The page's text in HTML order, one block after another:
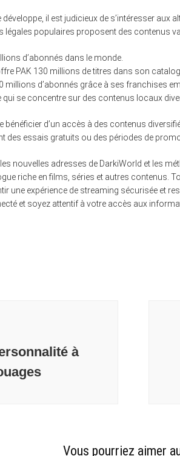
développe, il est judicieux de s’intéresser
légales populaires proposent des contenus
d’abonnés dans le monde.
PAK 130 millions de titres dans son
millions d’abonnés grâce à ses franchises
se concentre sur des contenus locaux
bénéficier d’un accès à des contenus
des essais gratuits ou des périodes de
nouvelles adresses de DarkiWorld et les
riche en films, séries et autres contenus.
une expérience de streaming sécurisée et
et soyez attentif à votre accès aux
à
Vous pourriez aimer